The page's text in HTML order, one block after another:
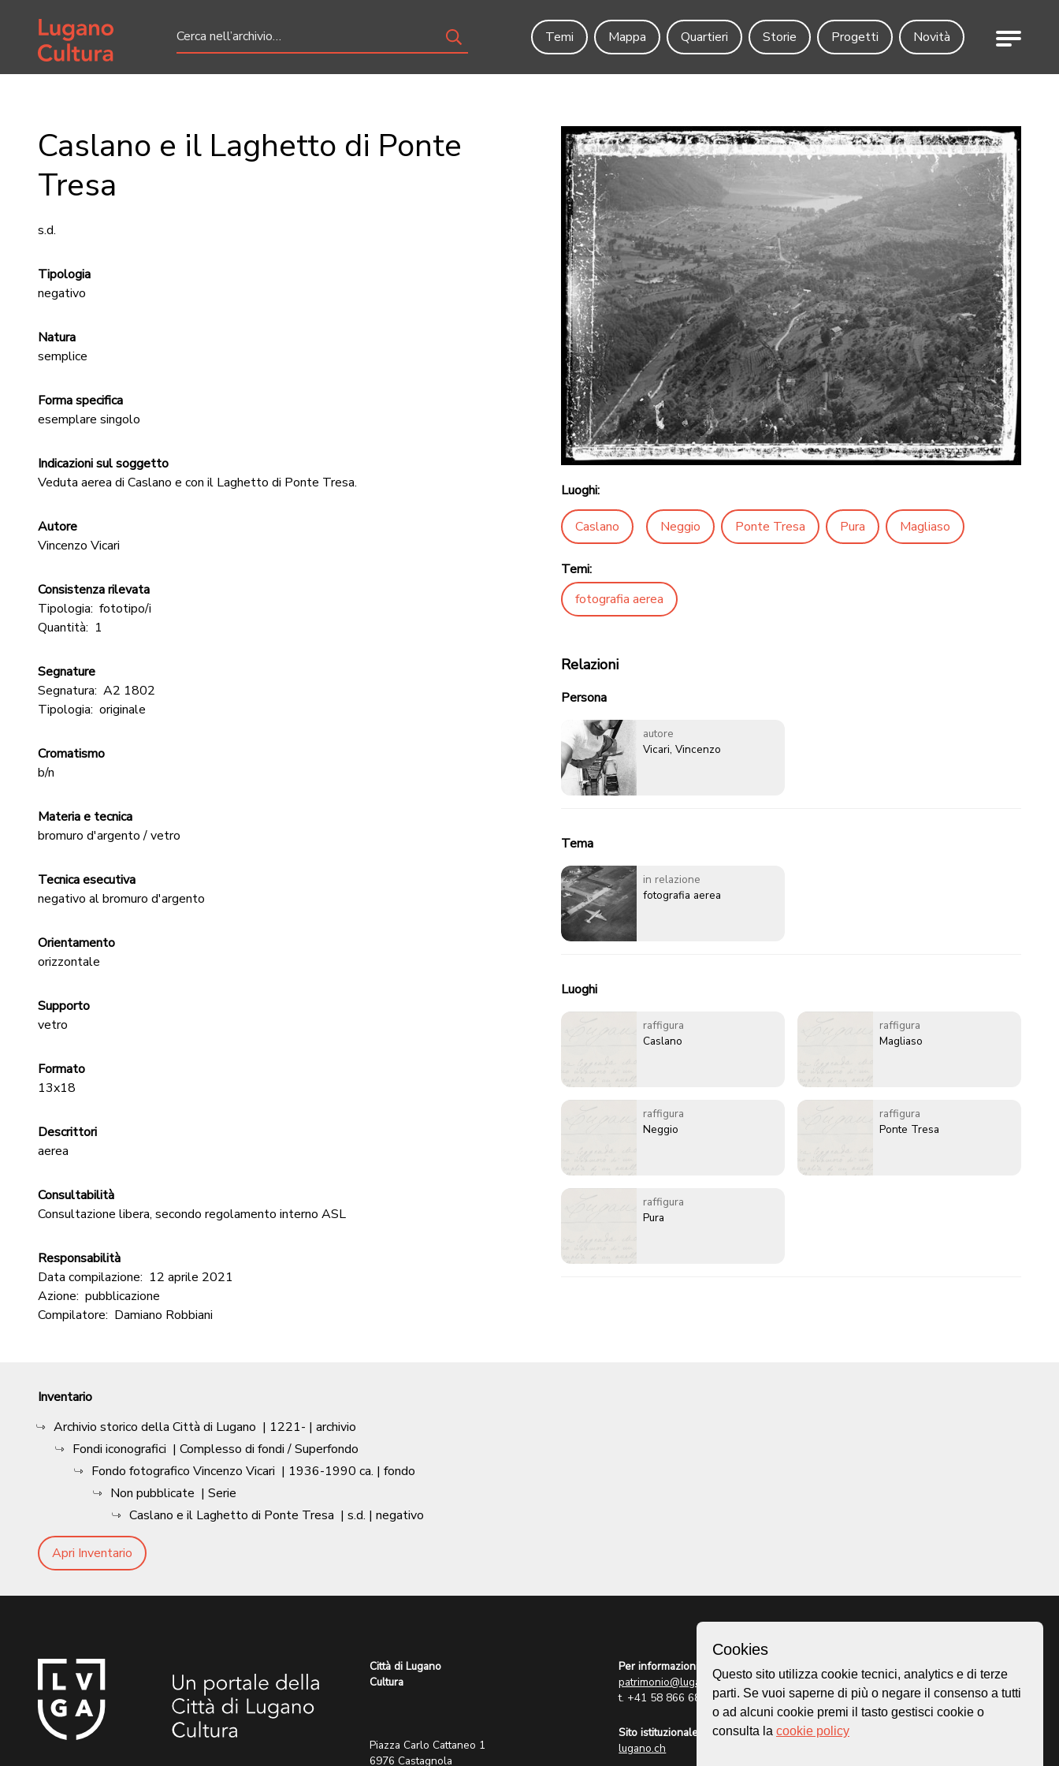
Home page
Temi
Mappa Quartieri Storie Progetti Novità Menu
Caslano e il Laghetto di Ponte
Tresa
s.d.
Tipologia
negativo
Natura
semplice
Forma specifica
esemplare singolo
Indicazioni sul soggetto
Veduta aerea di Caslano e con il Laghetto di Ponte Tresa.
Autore
Vincenzo Vicari
Consistenza rilevata
Tipologia: fototipo/i
Quantità: 1
Segnature
Segnatura: A2 1802
Tipologia: originale
Cromatismo
b/n
Materia e tecnica
bromuro d'argento / vetro
Tecnica esecutiva
negativo al bromuro d'argento
Orientamento
orizzontale
Supporto
vetro
Formato
13x18
Descrittori
aerea
Consultabilità
Consultazione libera, secondo regolamento interno ASL
Responsabilità
Data compilazione: 12 aprile 2021
Azione: pubblicazione
Compilatore: Damiano Robbiani
Luoghi:
Caslano Neggio Ponte Tresa Pura Magliaso
Temi:
fotografia aerea
Relazioni
Persona
autore
Vicari, Vincenzo
Tema
in relazione
fotografia aerea
Luoghi
raffigura
Caslano
raffigura
Magliaso
raffigura
Neggio
raffigura
Ponte Tresa
raffigura
Pura
Inventario
Archivio storico della Città di Lugano | 1221- | archivio
Fondi iconografici | Complesso di fondi / Superfondo
Fondo fotografico Vincenzo Vicari | 1936-1990 ca. | fondo
Non pubblicate | Serie
Caslano e il Laghetto di Ponte Tresa | s.d. | negativo
Apri Inventario
Città di Lugano
Cultura
Piazza Carlo Cattaneo 1
6976 Castagnola
Per informazioni:
patrimonio@lugano.ch
t. +41 58 866 68 50
Sito istituzionale:
lugano.ch
Homepage
Mappa
Storie
Cookies
Questo sito utilizza cookie tecnici, analytics e di terze
parti. Se vuoi saperne di più o negare il consenso a tutti
o ad alcuni cookie premi il tasto gestisci cookie o
consulta la cookie policy